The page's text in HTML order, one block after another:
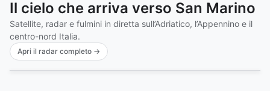
Il cielo che arriva verso San Marino
Satellite, radar e fulmini in diretta sull’Adriatico, l’Appennino e il
centro-nord Italia.
Apri il radar completo →
Naturale VIS IR